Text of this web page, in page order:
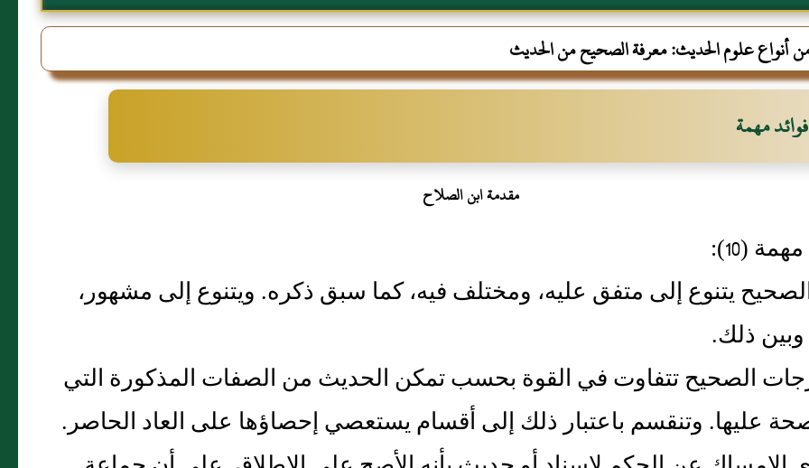
أنواع علوم الحديث‏:‏ معرفة الصحيح من الحديث
فوائد مهمة
مقدمة ابن الصلاح
‏(‏10‏)‏‏:‏
يتنوع إلى متفق عليه، ومختلف فيه، كما سبق ذكره‏.‏ ويتنوع إلى مشهور،
ذلك‏.‏
الصحيح تتفاوت في القوة بحسب تمكن الحديث من الصفات المذكورة التي
عليها‏.‏ وتنقسم باعتبار ذلك إلى أقسام يستعصي إحصاؤها على العاد الحاصر‏.‏